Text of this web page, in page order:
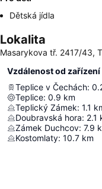
Dětská jídla
Lokalita
Masarykova tř. 2417/43,
Vzdálenost od
Teplice v Čechách:
Teplice: 0.9 km
Teplický Zámek: 1.1
Doubravská hora: 2.1
Zámek Duchcov: 7.9
Kostomlaty: 10.7 km